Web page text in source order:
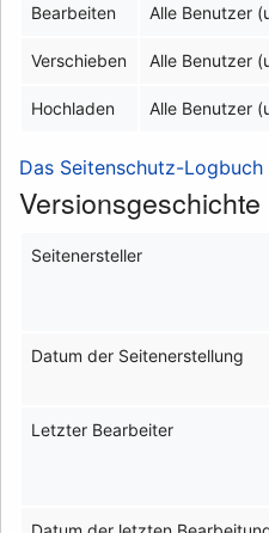
Bearbeiten Alle Benutzer
Verschieben Alle Benutzer
Hochladen Alle Benutzer
Das Seitenschutz-
Versionsgeschichte
Seitenersteller
Datum der Seitenerstellung
Letzter Bearbeiter